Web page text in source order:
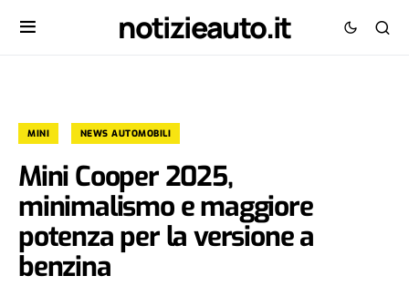
notizieauto.it
MINI NEWS AUTOMOBILI
Mini Cooper 2025,
minimalismo e maggiore
potenza per la versione a
benzina